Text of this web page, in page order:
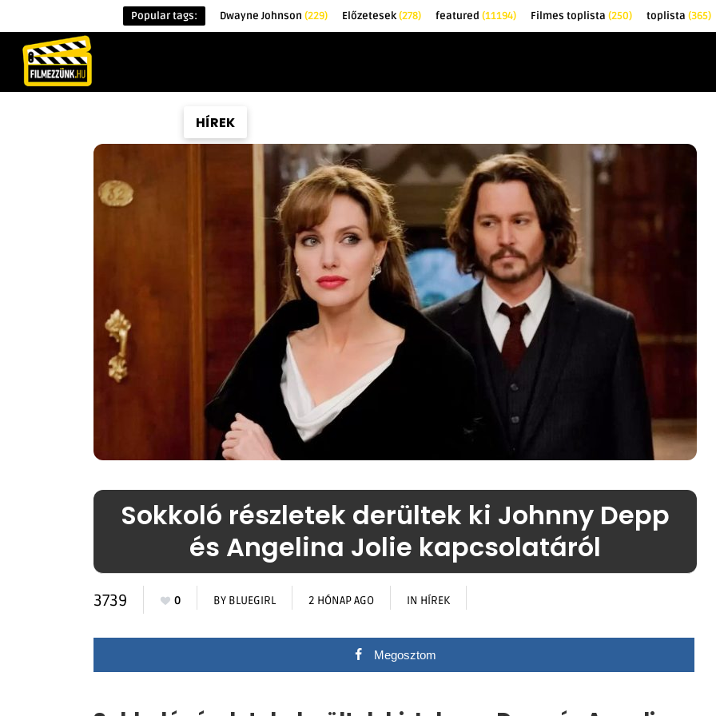
Popular tags: Dwayne Johnson (229) Előzetesek(278) featured (11194) Filmes toplista (250) toplista (365)
HÍREK
Sokkoló részletek derültek ki Johnny Depp
és Angelina Jolie kapcsolatáról
3739 0 BY BLUEGIRL 2 HÓNAP AGO IN HÍREK
Megosztom